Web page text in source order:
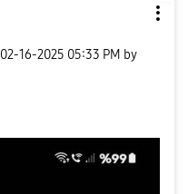
‎02-16-2025 05:33 PM by